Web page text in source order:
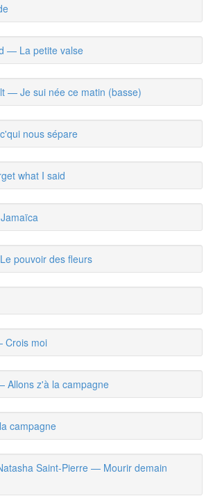
— La petite valse
— Je sui née ce matin (basse)
nous sépare
what I said
pouvoir des fleurs
Crois moi
Allons z'à la campagne
campagne
Saint-Pierre — Mourir demain